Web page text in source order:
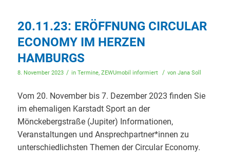
20.11.23: ERÖFFNUNG CIRCULAR
ECONOMY IM HERZEN
HAMBURGS
8. November 2023 / in Termine, ZEWUmobil informiert / von Jana Soll
Vom 20. November bis 7. Dezember 2023 finden Sie
im ehemaligen Karstadt Sport an der
Mönckebergstraße (Jupiter) Informationen,
Veranstaltungen und Ansprechpartner*innen zu
unterschiedlichsten Themen der Circular Economy.